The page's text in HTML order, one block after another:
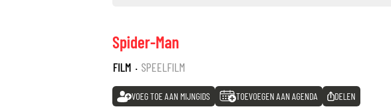
Spider-Man
FILM · SPEELFILM
VOEG TOE AAN MIJNGIDS TOEVOEGEN AAN AGENDA DELEN